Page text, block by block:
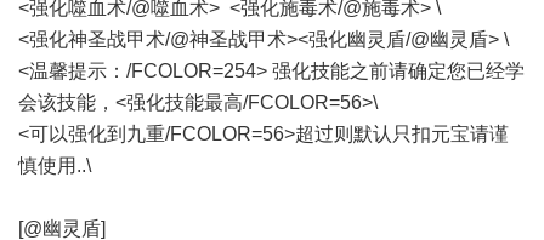
<强化噬血术/@噬血术> <强化施毒术/@施毒术> \
<强化神圣战甲术/@神圣战甲术><强化幽灵盾/@幽灵盾> \
<温馨提示：/FCOLOR=254> 强化技能之前请确定您已经学
会该技能，<强化技能最高/FCOLOR=56>\
<可以强化到九重/FCOLOR=56>超过则默认只扣元宝请谨
慎使用..\
[@幽灵盾]